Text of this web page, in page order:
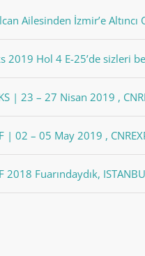
Ailesinden İzmir’e Altıncı
2019 Hol 4 E-25’de sizleri
| 23 – 27 Nisan 2019 ,
| 02 – 05 May 2019 ,
2018 Fuarındaydık,